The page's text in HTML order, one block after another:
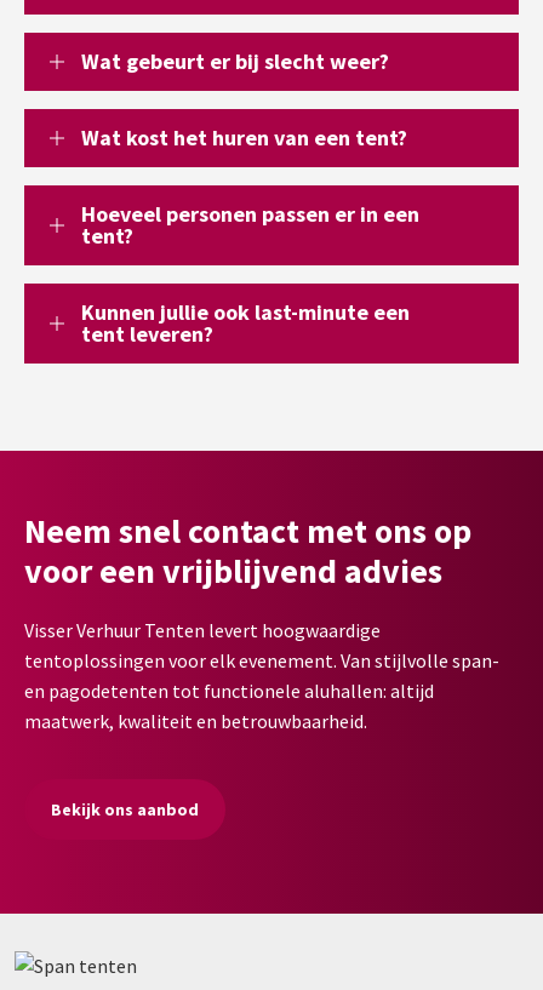
Wat gebeurt er bij slecht weer?
Wat kost het huren van een tent?
Hoeveel personen passen er in een
tent?
Kunnen jullie ook last-minute een
tent leveren?
Neem snel contact met ons op
voor een vrijblijvend advies
Visser Verhuur Tenten levert hoogwaardige
tentoplossingen voor elk evenement. Van stijlvolle span-
en pagodetenten tot functionele aluhallen: altijd
maatwerk, kwaliteit en betrouwbaarheid.
Bekijk ons aanbod